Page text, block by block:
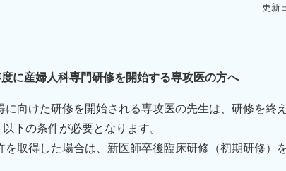
更新
に産婦人科専門研修を開始する専攻医の方へ
向けた研修を開始される専攻医の先生は、研修を終
下の条件が必要となります。
取得した場合は、新医師卒後臨床研修（初期研修）